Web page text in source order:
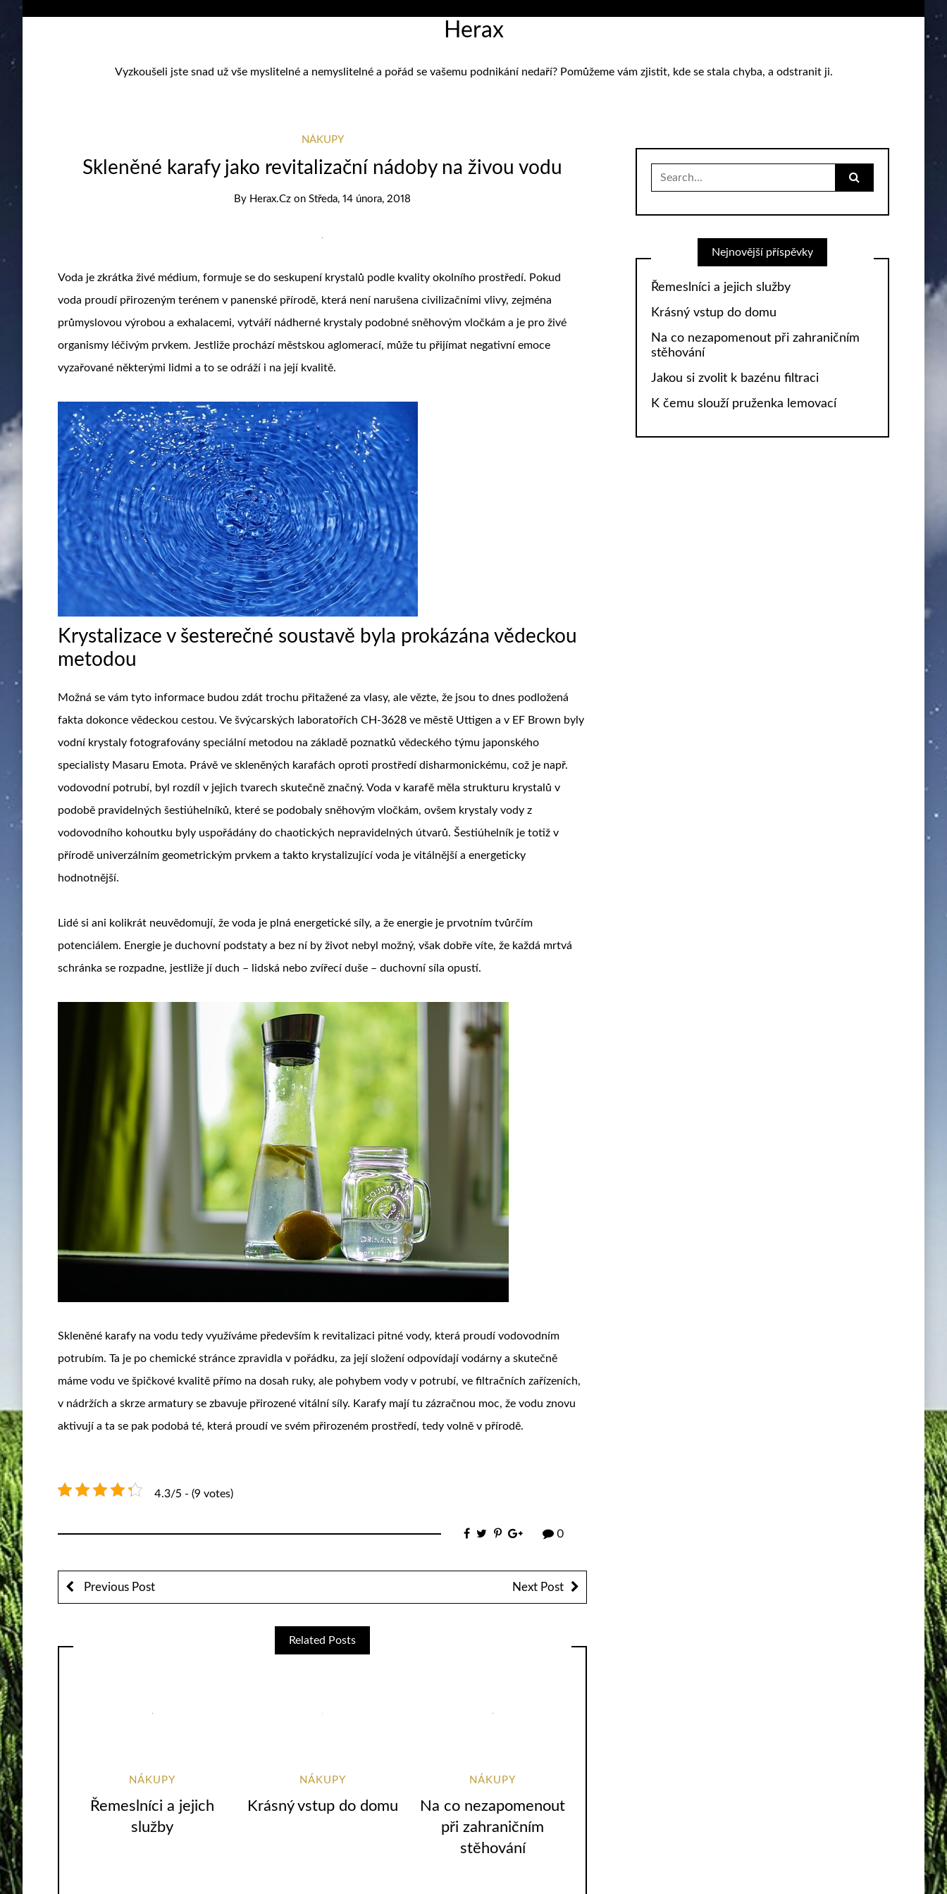
Herax
Vyzkoušeli jste snad už vše myslitelné a nemyslitelné a pořád se vašemu podnikání nedaří? Pomůžeme vám zjistit, kde se stala chyba, a odstranit ji.
NÁKUPY
Skleněné karafy jako revitalizační nádoby na živou vodu
By Herax.cz onStředa, 14 února, 2018
Voda je zkrátka živé médium, formuje se do seskupení krystalů podle kvality okolního prostředí. Pokud
voda proudí přirozeným terénem v panenské přírodě, která není narušena civilizačními vlivy, zejména
průmyslovou výrobou a exhalacemi, vytváří nádherné krystaly podobné sněhovým vločkám a je pro živé
organismy léčivým prvkem. Jestliže prochází městskou aglomerací, může tu přijímat negativní emoce
vyzařované některými lidmi a to se odráží i na její kvalitě.
Krystalizace v šesterečné soustavě byla prokázána vědeckou
metodou
Možná se vám tyto informace budou zdát trochu přitažené za vlasy, ale vězte, že jsou to dnes podložená
fakta dokonce vědeckou cestou. Ve švýcarských laboratořích CH-3628 ve městě Uttigen a v EF Brown byly
vodní krystaly fotografovány speciální metodou na základě poznatků vědeckého týmu japonského
specialisty Masaru Emota. Právě ve skleněných karafách oproti prostředí disharmonickému, což je např.
vodovodní potrubí, byl rozdíl v jejich tvarech skutečně značný. Voda v karafě měla strukturu krystalů v
podobě pravidelných šestiúhelníků, které se podobaly sněhovým vločkám, ovšem krystaly vody z
vodovodního kohoutku byly uspořádány do chaotických nepravidelných útvarů. Šestiúhelník je totiž v
přírodě univerzálním geometrickým prvkem a takto krystalizující voda je vitálnější a energeticky
hodnotnější.
Lidé si ani kolikrát neuvědomují, že voda je plná energetické síly, a že energie je prvotním tvůrčím
potenciálem. Energie je duchovní podstaty a bez ní by život nebyl možný, však dobře víte, že každá mrtvá
schránka se rozpadne, jestliže jí duch – lidská nebo zvířecí duše – duchovní síla opustí.
Skleněné karafy na vodu tedy využíváme především k revitalizaci pitné vody, která proudí vodovodním
potrubím. Ta je po chemické stránce zpravidla v pořádku, za její složení odpovídají vodárny a skutečně
máme vodu ve špičkové kvalitě přímo na dosah ruky, ale pohybem vody v potrubí, ve filtračních zařízeních,
v nádržích a skrze armatury se zbavuje přirozené vitální síly. Karafy mají tu zázračnou moc, že vodu znovu
aktivují a ta se pak podobá té, která proudí ve svém přirozeném prostředí, tedy volně v přírodě.
4.3/5 - (9 votes)
0
Previous Post Next Post
Related Posts
NÁKUPY
Řemeslníci a jejich
služby
NÁKUPY
Krásný vstup do domu
NÁKUPY
Na co nezapomenout
při zahraničním
stěhování
Search
Nejnovější příspěvky
Řemeslníci a jejich služby
Krásný vstup do domu
Na co nezapomenout při zahraničním
stěhování
Jakou si zvolit k bazénu filtraci
K čemu slouží pruženka lemovací